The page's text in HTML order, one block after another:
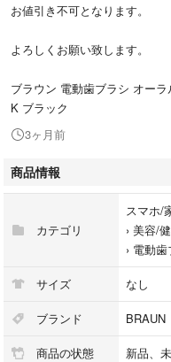
お値引き不可となります。
よろしくお願い致します。
ブラウン 電動歯ブラシ オー
K ブラック
3ヶ月前
商品情報
カテゴリ
スマホ/
› 美容/
› 電動歯
サイズ なし
ブランド BRAUN
商品の状態 新品、